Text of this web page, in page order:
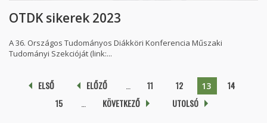
OTDK sikerek 2023
A 36. Országos Tudományos Diákköri Konferencia Műszaki
Tudományi Szekcióját (link:...
Oldalak
ELSŐ ELŐZŐ 11 12 13
14
15
KÖVETKEZŐ UTOLSÓ